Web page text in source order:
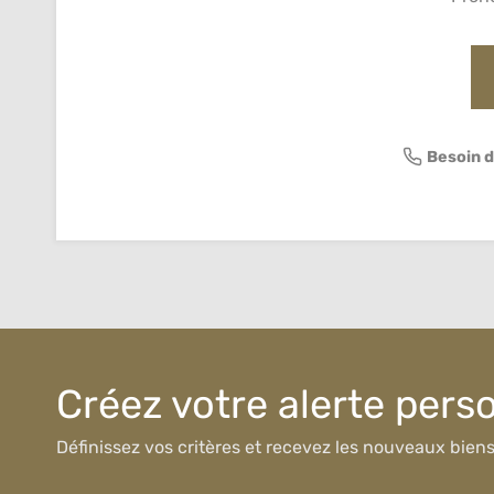
Besoin
Créez votre alerte
Définissez vos critères et recevez les nouveaux